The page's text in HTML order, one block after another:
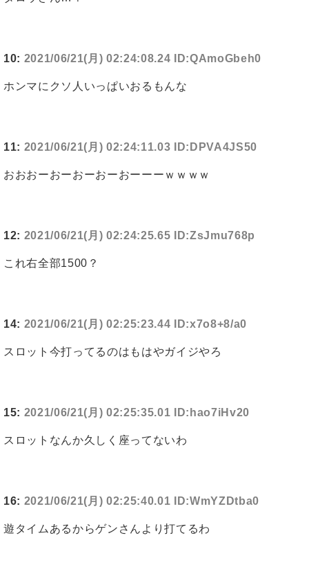
10: 2021/06/21(月) 02:24:08.24 ID:QAmoGbeh0
ホンマにクソ人いっぱいおるもんな
11: 2021/06/21(月) 02:24:11.03 ID:DPVA4JS50
おおおーおーおーおーおーーーｗｗｗｗ
12: 2021/06/21(月) 02:24:25.65 ID:ZsJmu768p
これ右全部1500？
14: 2021/06/21(月) 02:25:23.44 ID:x7o8+8/a0
スロット今打ってるのはもはやガイジやろ
15: 2021/06/21(月) 02:25:35.01 ID:hao7iHv20
スロットなんか久しく座ってないわ
16: 2021/06/21(月) 02:25:40.01 ID:WmYZDtba0
遊タイムあるからゲンさんより打てるわ